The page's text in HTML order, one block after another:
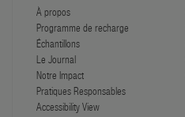
À propos
Programme de recharge
Échantillons
Le Journal
Notre Impact
Pratiques Responsables
Accessibility View